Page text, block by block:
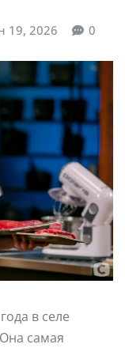
19, 2026 0
в селе
самая